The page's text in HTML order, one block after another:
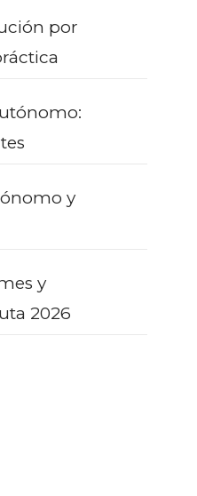
por
y
y
2026